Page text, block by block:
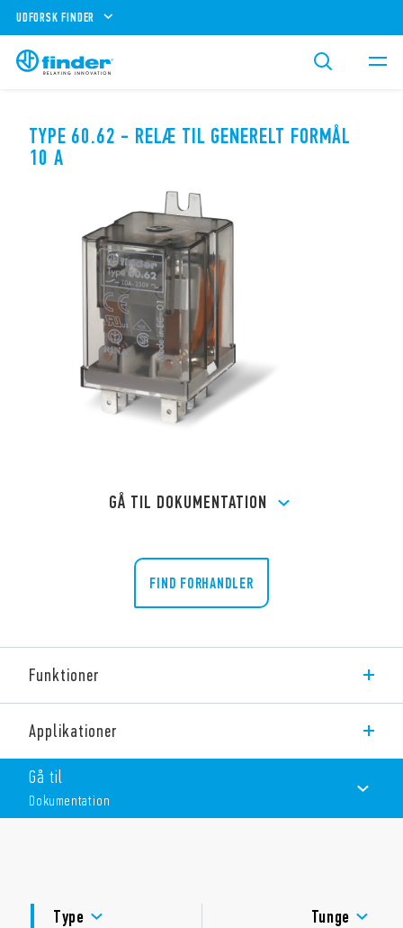
UDFORSK FINDER
TYPE 60.62 - RELÆ TIL GENERELT FORMÅL
10 A
GÅ TIL DOKUMENTATION
FIND FORHANDLER
Funktioner
2-polet, 10 A strømkontakter
Forskellige kontaktmaterialer tilgængelige
Applikationer
Gå til
Dokumentation
GODKENDELSER
Type
Tunge